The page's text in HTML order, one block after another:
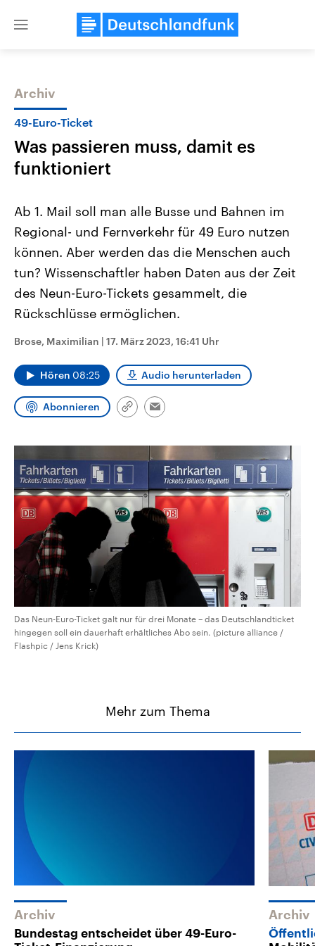
Close
Themen
Landtagswahl Sachsen-Anhalt
2026
Alle Informationen
Sachsen-Anhalt wählt am 6.
September 2026 einen neuen
Landtag. Seit 2021 wird das
Bundesland von einer Koalition aus
CDU, SPD und FDP regiert.-
Umfragen, Prognosen,
Wahlprogramme, aktuelle Berichte
und Kandidaten der anstehenden
Wahl.
USA
Aktuelle Beiträge,
Hintergründe
Wirtschaftlich und
gehören die Vereinigten
den mächtigsten Ländern
Archiv
49-Euro-Ticket
Was passieren muss, damit es
funktioniert
Ab 1. Mail soll man alle Busse und Bahnen im
Regional- und Fernverkehr für 49 Euro nutzen
können. Aber werden das die Menschen auch
tun? Wissenschaftler haben Daten aus der Zeit
des Neun-Euro-Tickets gesammelt, die
Rückschlüsse ermöglichen.
Brose, Maximilian | 17. März 2023, 16:41 Uhr
Hören 08:25 Audio herunterladen
Abonnieren
Link
Email
Das Neun-Euro-Ticket galt nur für drei Monate – das Deutschlandticket
hingegen soll ein dauerhaft erhältliches Abo sein. (picture alliance /
Flashpic / Jens Krick)
Mehr zum Thema
Archiv
Bundestag entscheidet über 49-Euro-
Archiv